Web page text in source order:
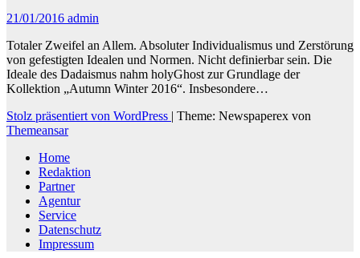
21/01/2016 admin
Totaler Zweifel an Allem. Absoluter Individualismus und Zerstörung
von gefestigten Idealen und Normen. Nicht definierbar sein. Die
Ideale des Dadaismus nahm holyGhost zur Grundlage der
Kollektion „Autumn Winter 2016“. Insbesondere…
Stolz präsentiert von WordPress | Theme: Newspaperex von
Themeansar
Home
Redaktion
Partner
Agentur
Service
Datenschutz
Impressum